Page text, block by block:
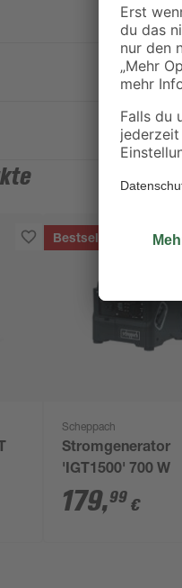
Bestseller
Scheppach
Stromgenerator
'IGT1500' 700 W
179,99 €